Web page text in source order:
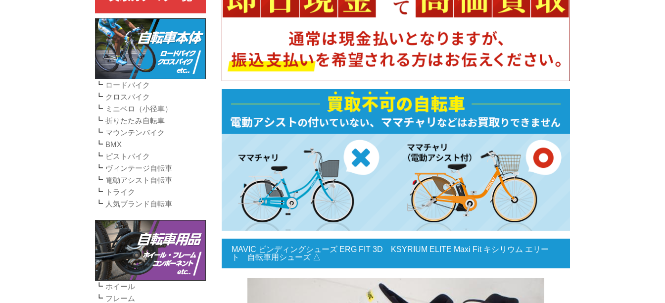
MAVIC ビンディングシューズ ERG FIT 3D KSYRIUM ELITE Maxi Fit キシリウム エリー
ト 自転車用シューズ △
ロードバイク
クロスバイク
ミニベロ（小径車）
折りたたみ自転車
マウンテンバイク
BMX
ピストバイク
ヴィンテージ自転車
電動アシスト自転車
トライク
人気ブランド自転車
ホイール
フレーム